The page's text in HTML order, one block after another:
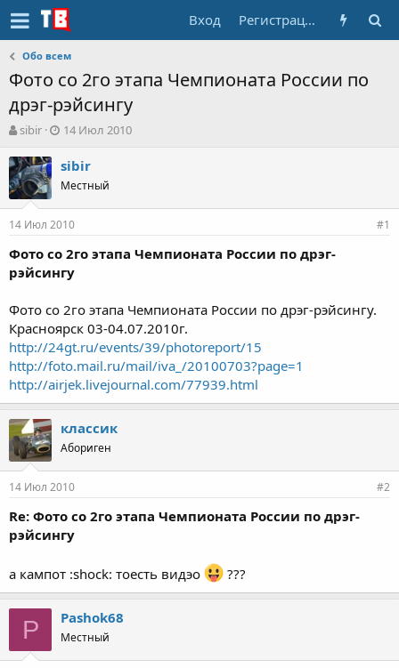
Вход Регистрация
Обо всем
Фото со 2го этапа Чемпионата России по
дрэг-рэйсингу
А
т
о
р
т
е
ы
sibir
Д
т
н
а
ч
л
а
14 Июл 2010
sibir
Местный
14 Июл 2010 #1
Фото со 2го этапа Чемпионата России по дрэг-
рэйсингу
Фото со 2го этапа Чемпионата России по дрэг-рэйсингу.
Красноярск 03-04.07.2010г.
http://24gt.ru/events/39/photoreport/15
http://foto.mail.ru/mail/iva_/20100703?page=1
http://airjek.livejournal.com/77939.html
классик
Абориген
14 Июл 2010 #2
Re: Фото со 2го этапа Чемпионата России по дрэг-
рэйсингу
а кампот :shock: тоесть видэо ???
P Pashok68
Местный